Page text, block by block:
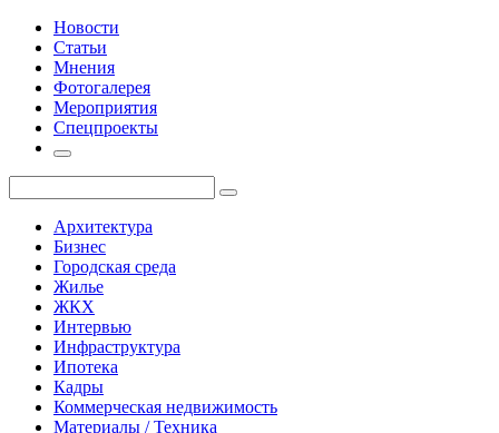
Новости
Статьи
Мнения
Фотогалерея
Мероприятия
Спецпроекты
Архитектура
Бизнес
Городская среда
Жилье
ЖКХ
Интервью
Инфраструктура
Ипотека
Кадры
Коммерческая недвижимость
Материалы / Техника